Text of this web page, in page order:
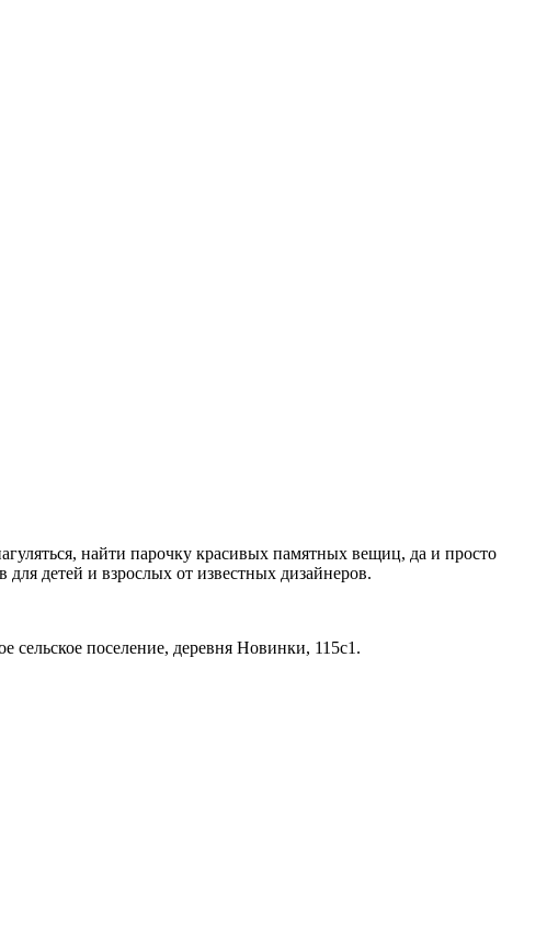
найти парочку красивых памятных вещиц, да и просто
детей и взрослых от известных дизайнеров.
поселение, деревня Новинки, 115с1.